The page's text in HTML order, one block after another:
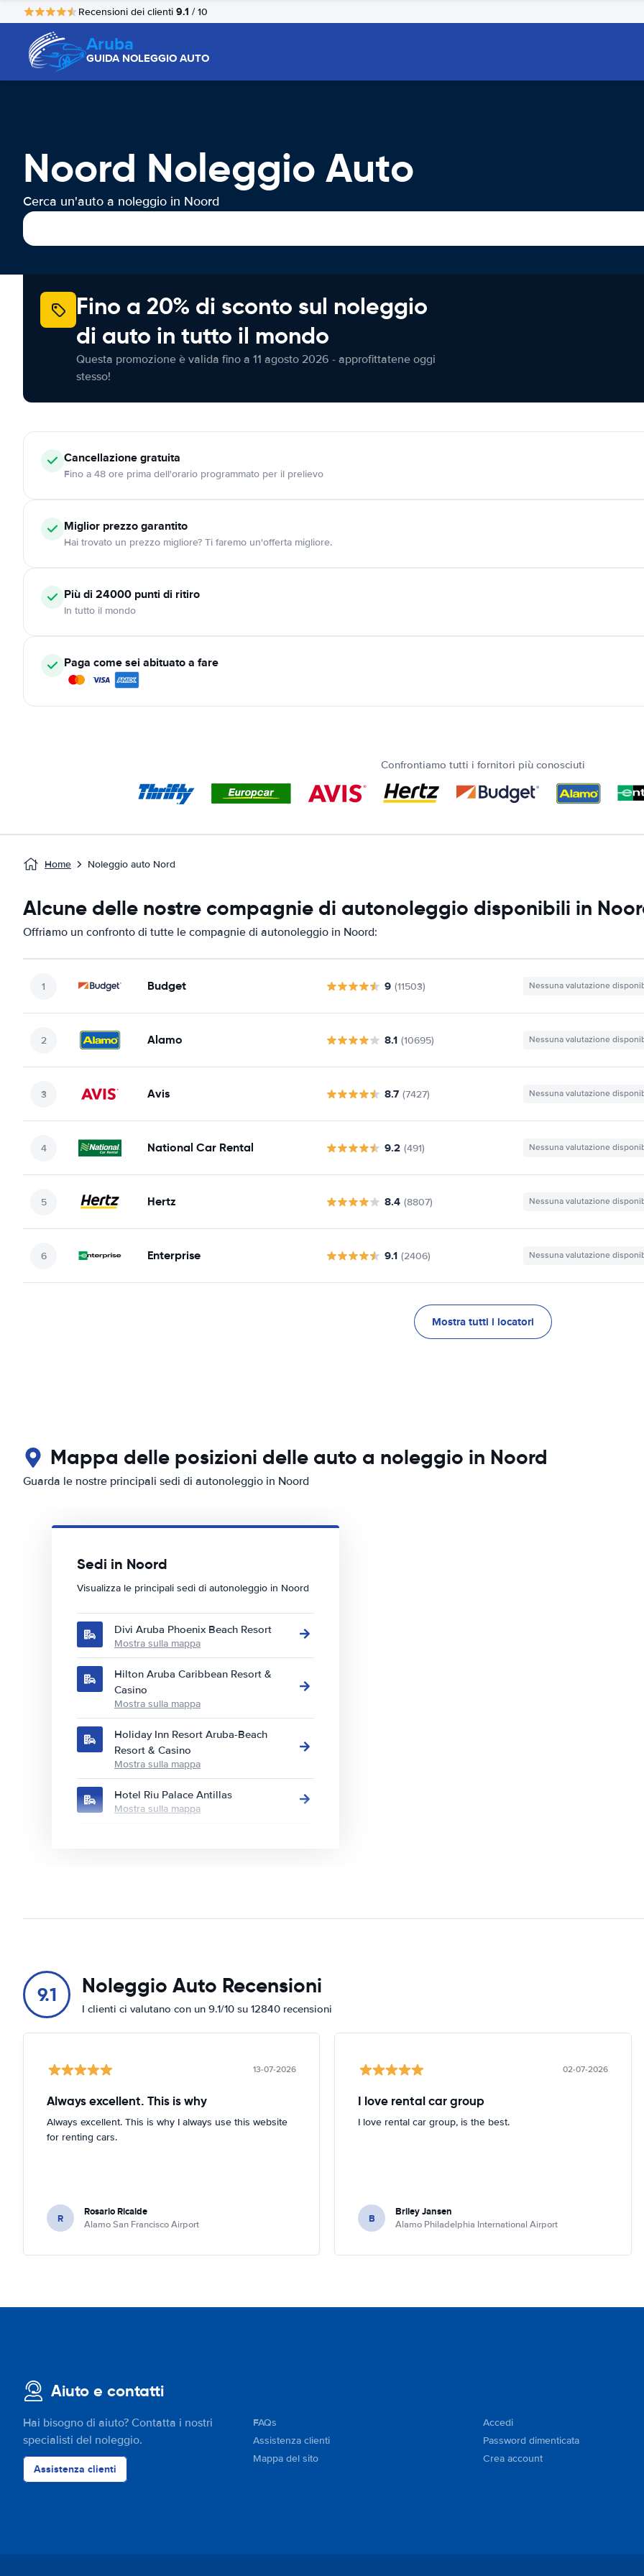
Recensioni dei clienti 9.1 / 10
Aruba
GUIDA NOLEGGIO AUTO
Noord Noleggio Auto
Cerca un'auto a noleggio in Noord
Fino a 20% di sconto sul noleggio
di auto in tutto il mondo
Questa promozione è valida fino a 11 agosto 2026 - approfittatene oggi
stesso!
Cancellazionegratuita
Fino a 48 ore prima dell'orario programmato per il prelievo
Miglior prezzo garantito
Hai trovato un prezzo migliore? Ti faremo un'offerta migliore.
Più di 24000 punti di ritiro
In tutto il mondo
Paga come sei abituato a fare
Confrontiamo tutti i fornitori più conosciuti
Home Noleggio auto Nord
Alcune delle nostre compagnie di autonoleggio disponibili in
Offriamo un confronto di tutte le compagnie di autonoleggio in Noord:
Budget 9 (11503) Nessuna valutazione
Alamo 8.1 (10695) Nessuna valutazione
Avis 8.7 (7427) Nessuna valutazione
National Car Rental 9.2 (491) Nessuna valutazione
Hertz 8.4 (8807) Nessuna valutazione
Enterprise 9.1 (2406) Nessuna valutazione
Mostra tutti i locatori
Mappa delle posizioni delle auto a noleggio in Noord
Guarda le nostre principali sedi di autonoleggio in Noord
Sedi in Noord
Visualizza le principali sedi di autonoleggio in Noord
Divi Aruba Phoenix Beach Resort
Mostra sulla mappa
Hilton Aruba Caribbean Resort &
Casino
Mostra sulla mappa
Holiday Inn Resort Aruba-Beach
Resort & Casino
Mostra sulla mappa
Hotel Riu Palace Antillas
Mostra sulla mappa
Marriott's Aruba Surf Club
Mostra sulla mappa
Marriott's Ocean Club
Tamarijn Aruba All Inclusive Resort
Mostra sulla mappa
The Ritz-Carlton
Mostra sulla mappa
9.1 Noleggio Auto Recensioni
I clienti ci valutano con un 9.1/10 su 12840 recensioni
13-07-2026
Always excellent. This is why
Always excellent. This is why I always use this website
for renting cars.
R Rosario Ricalde
Alamo San Francisco Airport
02-07-2026
I love rental car group
I love rental car group, is the best.
B Briley Jansen
Alamo Philadelphia International Airport
Aiuto e contatti
Hai bisogno di aiuto? Contatta i nostri
specialisti del noleggio.
Assistenza clienti
FAQs
Assistenza clienti
Mappa del sito
Accedi
Password dimenticata
Crea account